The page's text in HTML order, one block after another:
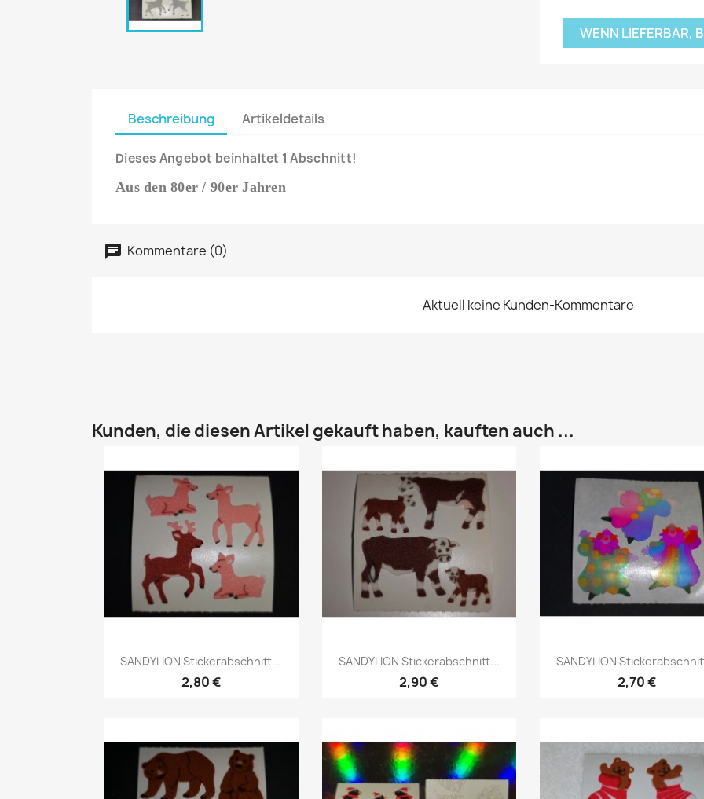
WENN LIEFERBAR,
Beschreibung Artikeldetails
Dieses Angebot beinhaltet 1 Abschnitt!
Aus den 80er / 90er Jahren
Kommentare (0)
Aktuell keine Kunden-Kommentare
Kunden, die diesen Artikel gekauft haben, kauften auch ...
SANDYLION Stickerabschnitt...
2,80 €
SANDYLION Stickerabschnitt...
2,90 €
SANDYLION
2,70 €